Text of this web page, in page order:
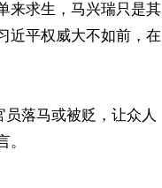
来求生，马兴瑞只是其
近平权威大不如前，在
落马或被贬，让众人